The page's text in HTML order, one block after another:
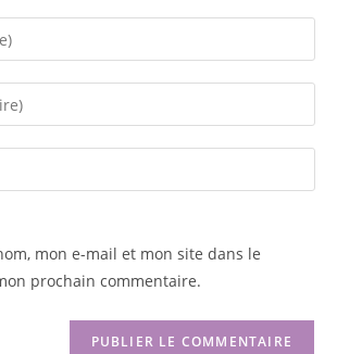
mon e-mail et mon site dans le
prochain commentaire.